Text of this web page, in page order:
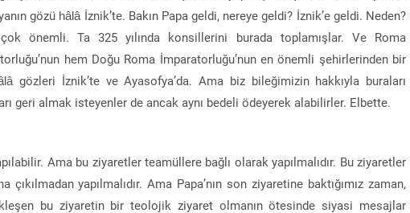
gözü hâlâ İznik’te. Bakın Papa geldi, nereye geldi? İznik’e geldi. Neden?
önemli. Ta 325 yılında konsillerini burada toplamışlar. Ve Roma
hem Doğu Roma İmparatorluğu’nun en önemli şehirlerinden bir
gözleri İznik’te ve Ayasofya’da. Ama biz bileğimizin hakkıyla buraları
geri almak isteyenler de ancak aynı bedeli ödeyerek alabilirler. Elbette.
Ama bu ziyaretler teamüllere bağlı olarak yapılmalıdır. Bu ziyaretler
yapılmalıdır. Ama Papa’nın son ziyaretine baktığımız zaman,
bu ziyaretin bir teolojik ziyaret olmanın ötesinde siyasi mesajlar